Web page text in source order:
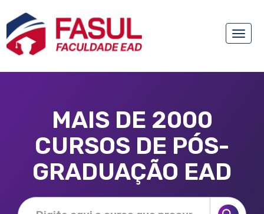
Toggle
MAIS DE 2000
CURSOS DE PÓS-
GRADUAÇÃO EAD